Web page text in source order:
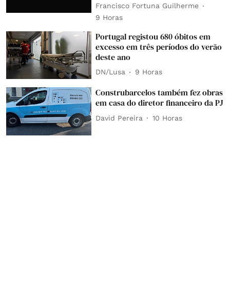
Francisco Fortuna Guilherme
9 Horas
Portugal registou 680 óbitos em
excesso em três períodos do verão
deste ano
DN/Lusa 9 Horas
Construbarcelos também fez obras
em casa do diretor financeiro da PJ
David Pereira 10 Horas